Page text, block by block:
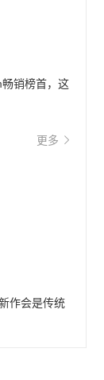
销榜首，这
更多
作会是传统